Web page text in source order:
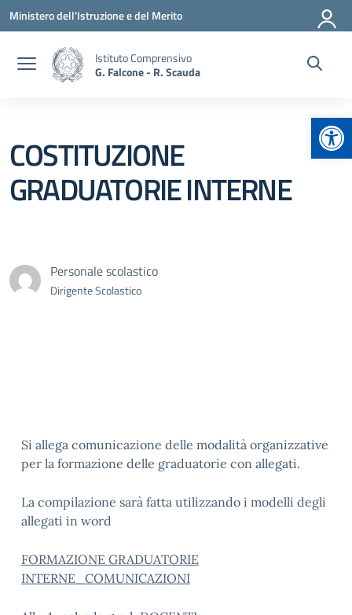
Vai ai contenuti
Vai al menu di navigazione
Vai al footer
Ministero dell'Istruzione e del Merito
Istituto Comprensivo
G. Falcone - R. Scauda
COSTITUZIONE
GRADUATORIE INTERNE
Personale scolastico
Dirigente Scolastico
Si allega comunicazione delle modalità organizzative
per la formazione delle graduatorie con allegati.
La compilazione sarà fatta utilizzando i modelli degli
allegati in word
FORMAZIONE GRADUATORIE
INTERNE_COMUNICAZIONI